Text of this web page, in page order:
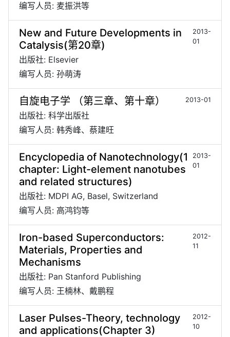
编写人员: 麦振洪等
New and Future Developments in
Catalysis(第20章)
2013-
01
出版社: Elsevier
编写人员: 孙萌涛
自旋电子学 （第三章、第十章） 2013-01
出版社: 科学出版社
编写人员: 韩秀峰、蔡建旺
Encyclopedia of Nanotechnology(1
chapter: Light-element nanotubes
and related structures)
2013-
01
出版社: MDPI AG, Basel, Switzerland
编写人员: 高鸿钧等
Iron-based Superconductors:
Materials, Properties and
Mechanisms
2012-
11
出版社: Pan Stanford Publishing
编写人员: 王楠林、戴鹏程
Laser Pulses-Theory, technology
and applications(Chapter 3)
2012-
10